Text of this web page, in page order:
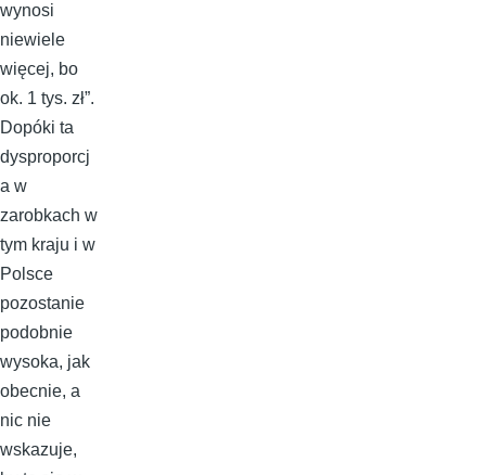
wynosi
niewiele
więcej, bo
ok. 1 tys. zł”.
Dopóki ta
dysproporcj
a w
zarobkach w
tym kraju i w
Polsce
pozostanie
podobnie
wysoka, jak
obecnie, a
nic nie
wskazuje,